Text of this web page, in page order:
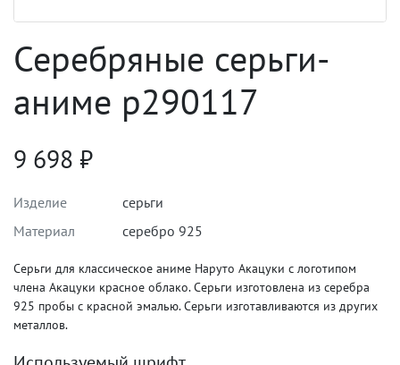
Серебряные серьги-
аниме p290117
9 698 ₽
Изделие
серьги
Материал
серебро 925
Серьги для классическое аниме Наруто Акацуки с логотипом
члена Акацуки красное облако. Серьги изготовлена из серебра
925 пробы с красной эмалью. Серьги изготавливаются из других
металлов.